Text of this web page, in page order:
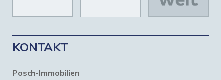
KONTAKT
Posch-Immobilien